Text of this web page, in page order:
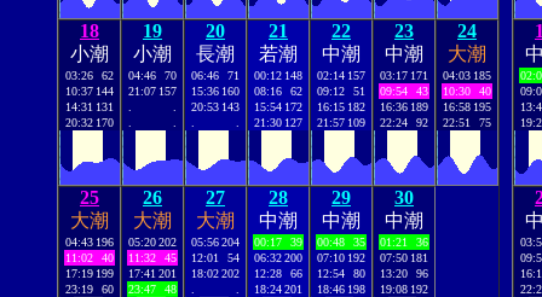
18
小潮
03:26
62
10:37 144
14:31 131
20:32 170
19
小潮
04:46
70
21:07 157
20
長潮
06:46
71
15:36 160
20:53 143
21
若潮
00:12 148
08:16
62
15:54 172
21:30 127
22
中潮
02:14 157
09:12
51
16:15 182
21:57 109
23
中潮
03:17 171
09:54
43
16:36 189
22:24
92
24
大潮
04:03 185
10:30
40
16:58 195
22:51
75
25
大潮
04:43 196
11:02
40
17:19 199
23:19
60
26
大潮
05:20202
11:32
45
17:41 201
23:47
48
27
大潮
05:56204
12:01
54
18:02202
28
中潮
00:17
39
06:32200
12:28
66
18:24201
29
中潮
00:48
35
07:10 192
12:54
80
18:46 198
30
中潮
01:21
36
07:50 181
13:20
96
19:08 192